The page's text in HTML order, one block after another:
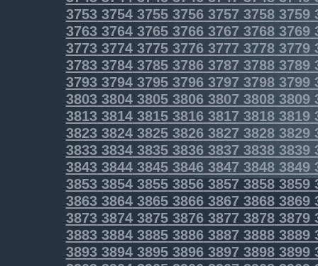
37533754375537563757 37583759
37633764376537663767 37683769
3773377437753776377737783779
37833784378537863787 37883789
37933794379537963797 37983799
38033804380538063807 38083809
38133814381538163817 38183819
38233824382538263827 38283829
38333834383538363837 38383839
38433844384538463847 38483849
3853385438553856385738583859
3863386438653866386738683869
3873387438753876387738783879
3883388438853886388738883889
3893389438953896389738983899